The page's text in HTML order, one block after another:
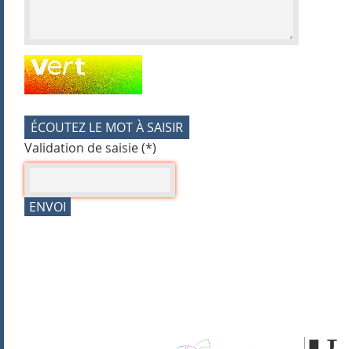
Champ pour les robots. Si vous êtes humains, merci
ÉCOUTEZ LE MOT À SAISIR
Validation de saisie (*)